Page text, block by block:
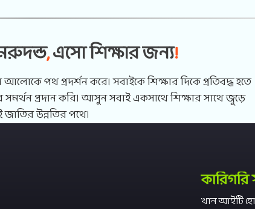
রায়পুরা, নরসিংদী(১৬৩০)
,এসো শিক্ষার জন্য!
পথ প্রদর্শন করে। সবাইকে শিক্ষার দিকে প্রতিবদ্ধ হতে
প্রদান করি। আসুন সবাই একসাথে শিক্ষার সাথে জুড়ে
উন্নতির পথে।
খান আইটি